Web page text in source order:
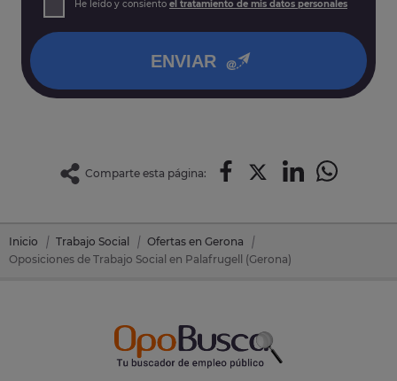
así como otros derechos tal y como se explica en nuestra
He leído y consiento el tratamiento de mis datos personales
ENVIAR
Comparte esta página:
Inicio Trabajo Social
Ofertas en Gerona
Oposiciones de Trabajo Social en Palafrugell (Gerona)